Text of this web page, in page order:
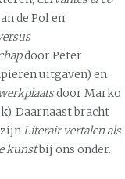
de Pol en
door Peter
uitgaven) en
door Marko
Daarnaast bracht
Literair vertalen als
kunstbij ons onder.